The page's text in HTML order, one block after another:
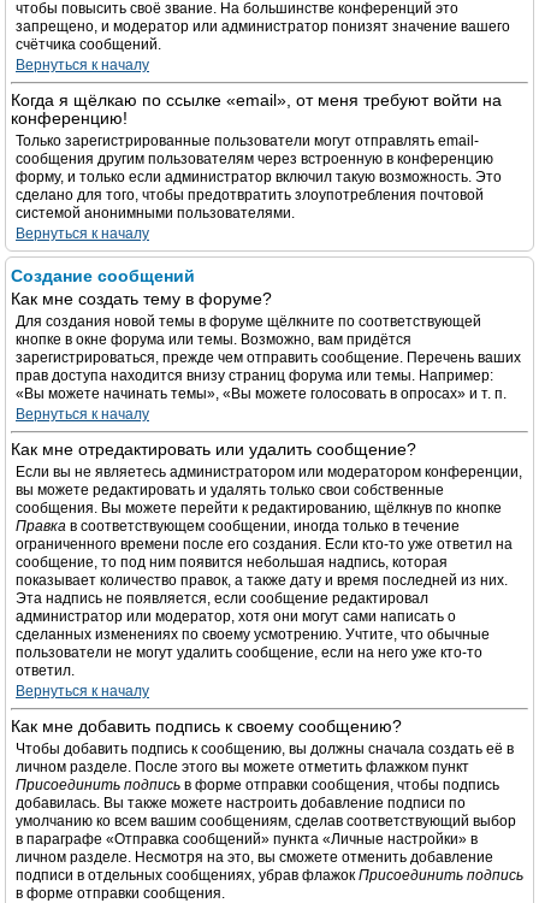
чтобы повысить своё звание. На большинстве конференций это
запрещено, и модератор или администратор понизят значение вашего
счётчика сообщений.
Вернуться к началу
Когда я щёлкаю по ссылке «email», от меня требуют войти на
конференцию!
Только зарегистрированные пользователи могут отправлять email-
сообщения другим пользователям через встроенную в конференцию
форму, и только если администратор включил такую возможность. Это
сделано для того, чтобы предотвратить злоупотребления почтовой
системой анонимными пользователями.
Вернуться к началу
Создание сообщений
Как мне создать тему в форуме?
Для создания новой темы в форуме щёлкните по соответствующей
кнопке в окне форума или темы. Возможно, вам придётся
зарегистрироваться, прежде чем отправить сообщение. Перечень ваших
прав доступа находится внизу страниц форума или темы. Например:
«Вы можете начинать темы», «Вы можете голосовать в опросах» и т. п.
Вернуться к началу
Как мне отредактировать или удалить сообщение?
Если вы не являетесь администратором или модератором конференции,
вы можете редактировать и удалять только свои собственные
сообщения. Вы можете перейти к редактированию, щёлкнув по кнопке
Правка в соответствующем сообщении, иногда только в течение
ограниченного времени после его создания. Если кто-то уже ответил на
сообщение, то под ним появится небольшая надпись, которая
показывает количество правок, а также дату и время последней из них.
Эта надпись не появляется, если сообщение редактировал
администратор или модератор, хотя они могут сами написать о
сделанных изменениях по своему усмотрению. Учтите, что обычные
пользователи не могут удалить сообщение, если на него уже кто-то
ответил.
Вернуться к началу
Как мне добавить подпись к своему сообщению?
Чтобы добавить подпись к сообщению, вы должны сначала создать её в
личном разделе. После этого вы можете отметить флажком пункт
Присоединить подпись в форме отправки сообщения, чтобы подпись
добавилась. Вы также можете настроить добавление подписи по
умолчанию ко всем вашим сообщениям, сделав соответствующий выбор
в параграфе «Отправка сообщений» пункта «Личные настройки» в
личном разделе. Несмотря на это, вы сможете отменить добавление
подписи в отдельных сообщениях, убрав флажок Присоединить подпись
в форме отправки сообщения.